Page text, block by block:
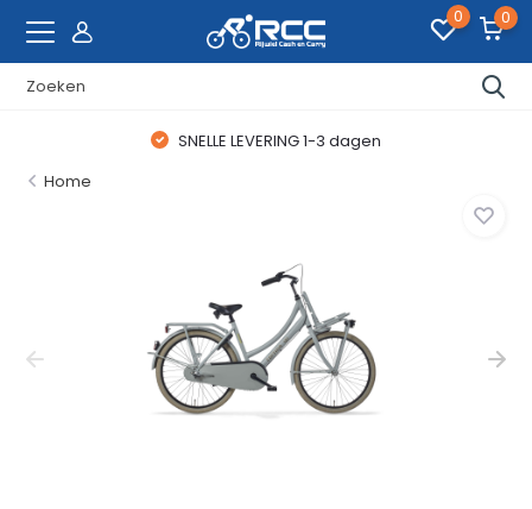
0 0
SNELLE LEVERING 1-3 dagen
Home